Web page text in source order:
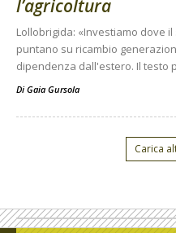
l’agricoltura
Lollobrigida: «Investiamo dove
puntano su ricambio
dipendenza dall'estero. Il testo
Di Gaia Gursola
Carica